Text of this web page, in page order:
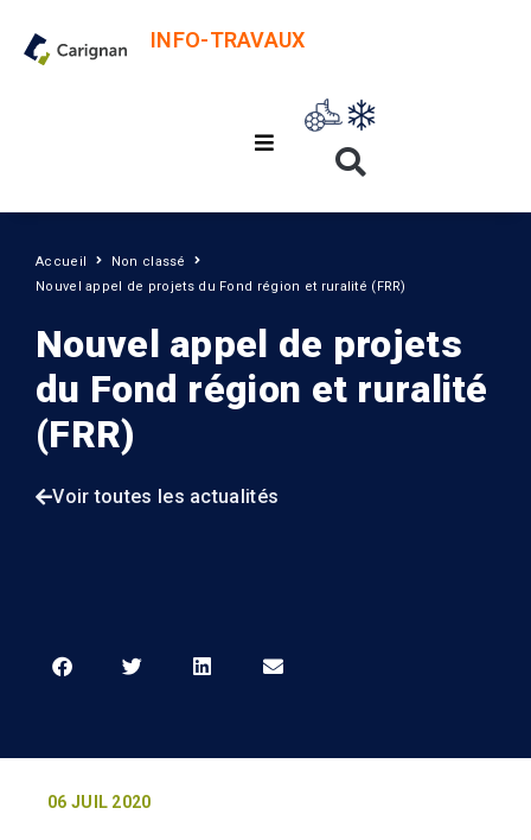
INFO-TRAVAUX
Accueil
Non classé
Nouvel appel de projets du Fond région et ruralité (FRR)
Nouvel appel de projets
du Fond région et ruralité
(FRR)
Voir toutes les actualités
06 JUIL 2020